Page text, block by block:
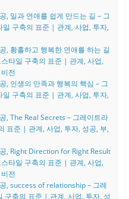
, 일과 연애를 쉽게 만드는 길 – 그
구축의 표준 | 관계, 사업, 투자,
, 황홀하고 행복한 연애를 하는 길
타일 구축의 표준 | 관계, 사업,
전
, 인생의 만족과 행복의 핵심 – 그
구축의 표준 | 관계, 사업, 투자,
, The Real Secrets – 그레이트라
표준 | 관계, 사업, 투자, 성공, 부,
, Right Direction for Right Result
타일 구축의 표준 | 관계, 사업,
전
, success of relationship – 그레
구축의 표준 | 관계, 사업, 투자, 성